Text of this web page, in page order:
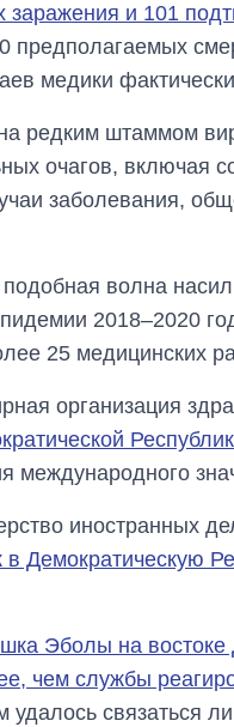
заражения и 101
предполагаемых
медики
редким штаммом
очагов, включая
заболевания,
волна
2018–2020
25 медицинских
организация
международного
иностранных
в Демократическую
Эболы на востоке
чем службы
удалось связаться